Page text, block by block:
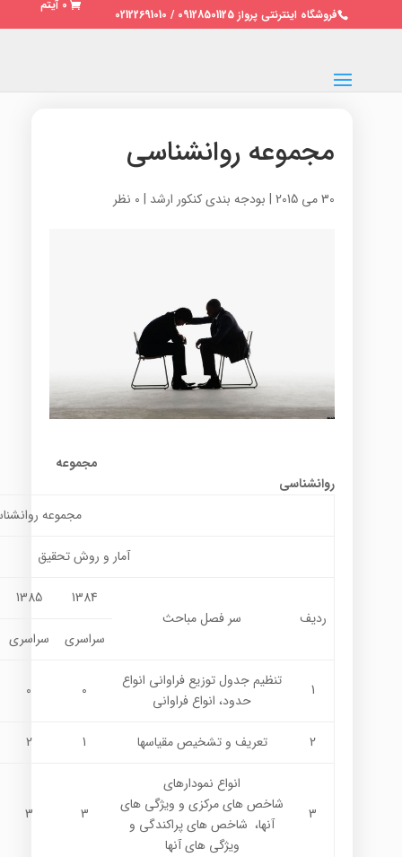
فروشگاه اینترنتی پرواز 09128501125 / 02122691010
0 آیتم
مجموعه روانشناسی
30 می 2015 | بودجه بندی کنکور ارشد | 0 نظر
مجموعه
روانشناسی
مجموعه
آمار و روش تحقيق
ردیف سر فصل مباحث
1384
1385
سراسری سراسری
1
تنظيم جدول توزيع فراواني انواع
حدود، انواع فراواني
0
0
2 تعريف و تشخيص مقياسها 1
2
3
انواع نمودارهاي
شاخص هاي مركزي و ويژگي هاي
آنها، شاخص هاي پراكندگي و
ويژگي هاي آنها
3
3